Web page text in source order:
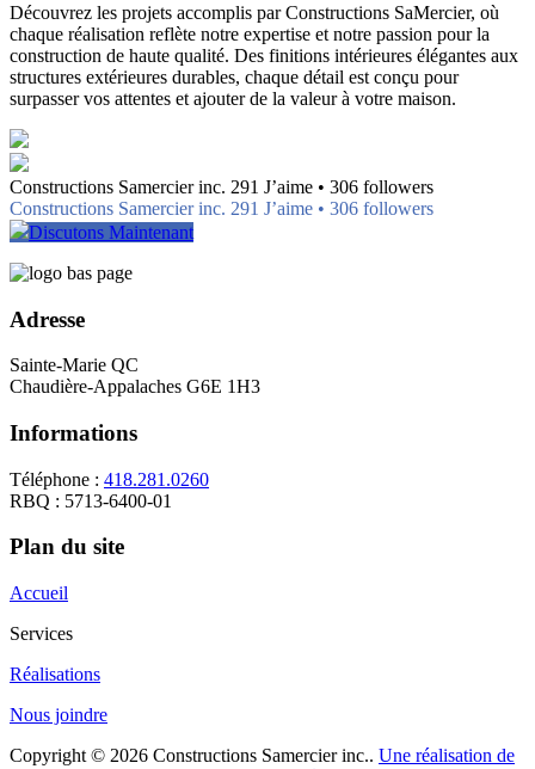
Découvrez les projets accomplis par Constructions SaMercier, où
chaque réalisation reflète notre expertise et notre passion pour la
construction de haute qualité. Des finitions intérieures élégantes aux
structures extérieures durables, chaque détail est conçu pour
surpasser vos attentes et ajouter de la valeur à votre maison.
Constructions Samercier inc. 291 J’aime • 306 followers
Constructions Samercier inc. 291 J’aime • 306 followers
Discutons Maintenant
Adresse
Sainte-Marie QC
Chaudière-Appalaches G6E 1H3
Informations
Téléphone : 418.281.0260
RBQ : 5713-6400-01
Plan du site
Accueil
Services
Réalisations
Nous joindre
Copyright © 2026 Constructions Samercier inc.. Une réalisation de